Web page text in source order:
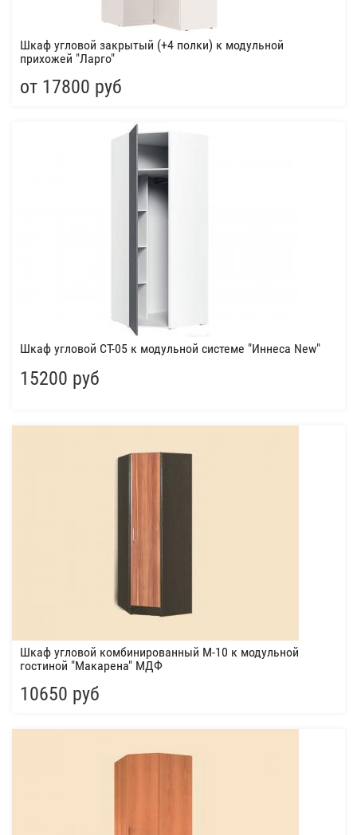
Шкаф угловой закрытый (+4 полки) к модульной
прихожей "Ларго"
от 17800 руб
Шкаф угловой СТ-05 к модульной системе "Иннеса New"
15200 руб
Шкаф угловой комбинированный М-10 к модульной
гостиной "Макарена" МДФ
10650 руб